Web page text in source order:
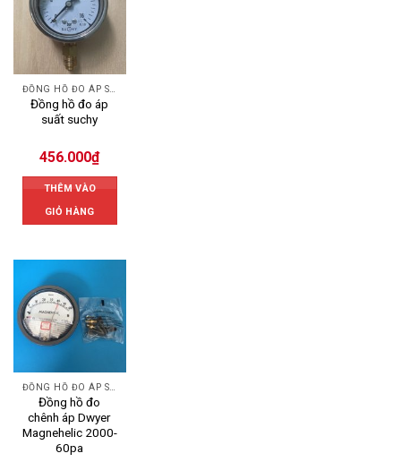
Đồng hồ đo áp
suất suchy
456.000₫
THÊM VÀO
GIỎ HÀNG
Đồng hồ đo
chênh áp Dwyer
Magnehelic 2000-
60pa